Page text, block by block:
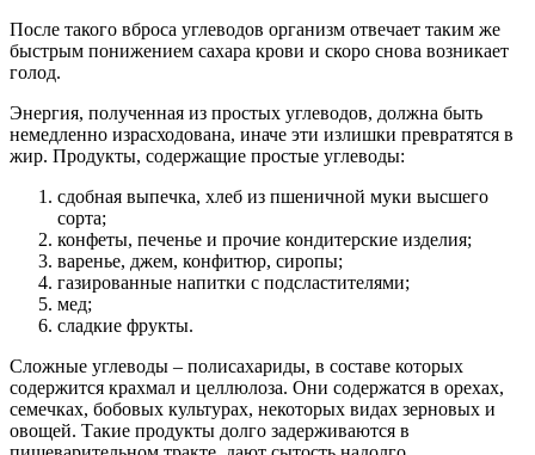
После такого вброса углеводов организм отвечает таким же
быстрым понижением сахара крови и скоро снова возникает
голод.
Энергия, полученная из простых углеводов, должна быть
немедленно израсходована, иначе эти излишки превратятся в
жир. Продукты, содержащие простые углеводы:
сдобная выпечка, хлеб из пшеничной муки высшего
сорта;
конфеты, печенье и прочие кондитерские изделия;
варенье, джем, конфитюр, сиропы;
газированные напитки с подсластителями;
мед;
сладкие фрукты.
Сложные углеводы – полисахариды, в составе которых
содержится крахмал и целлюлоза. Они содержатся в орехах,
семечках, бобовых культурах, некоторых видах зерновых и
овощей. Такие продукты долго задерживаются в